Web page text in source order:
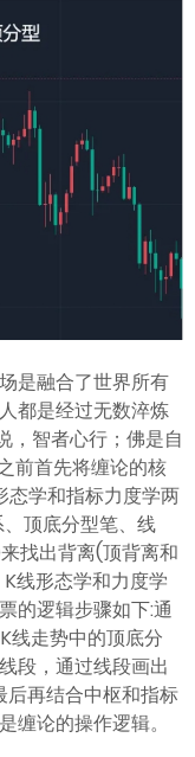
是融合了世界所有
都是经过无数淬炼
，智者心行；佛是自
前首先将缠论的核
态学和指标力度学两
顶底分型笔、线
找出背离(顶背离和
线形态学和力度学
的逻辑步骤如下:通
线走势中的顶底分
段，通过线段画出
后再结合中枢和指标
缠论的操作逻辑。